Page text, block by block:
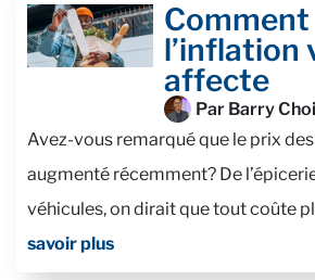
Comment
l’inflation
affecte
Par Barry Choi
Avez-vous remarqué que le prix
augmenté récemment? De
véhicules, on dirait que tout coûte
savoir plus